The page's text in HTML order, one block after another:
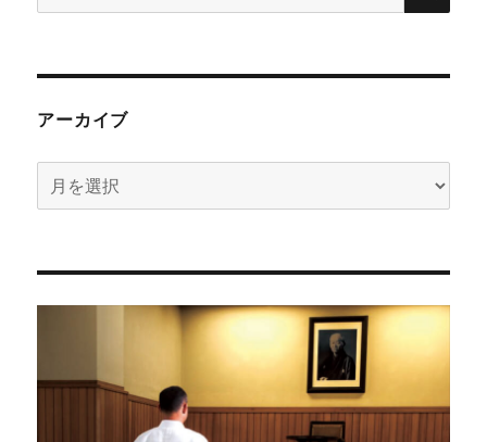
索:
アーカイブ
ー
イ